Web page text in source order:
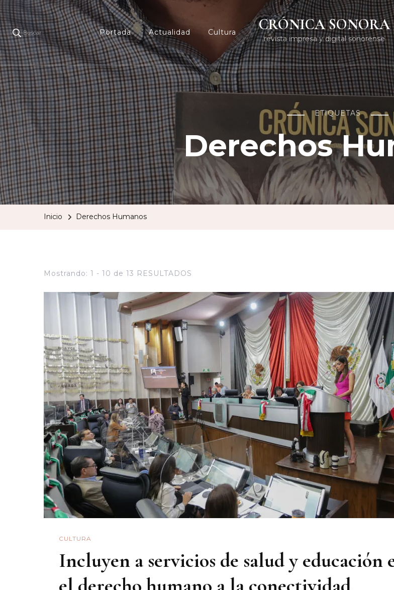
Buscar Portada Actualidad Cultura CRÓNICA SONORA
revista impresa y digital sonorense
ETIQUETAS
Derechos
Inicio Derechos Humanos
Mostrando: 1 - 10 de 13 RESULTADOS
CULTURA
Incluyen a servicios de salud y educación